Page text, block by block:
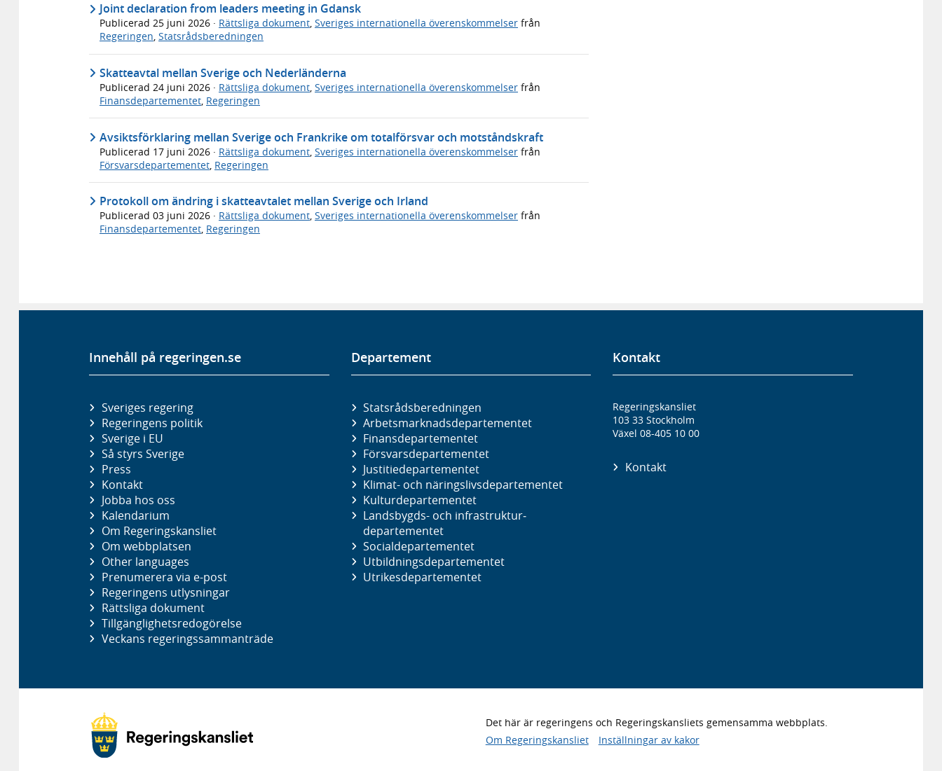
Joint declaration from leaders meeting in Gdansk
Publicerad 25 juni 2026 · Rättsliga dokument, Sveriges internationella överenskommelser från
Regeringen, Statsrådsberedningen
Skatteavtal mellan Sverige och Nederländerna
Publicerad 24 juni 2026 · Rättsliga dokument, Sveriges internationella överenskommelser från
Finansdepartementet, Regeringen
Avsiktsförklaring mellan Sverige och Frankrike om totalförsvar och motståndskraft
Publicerad 17 juni 2026 · Rättsliga dokument Sveriges internationella överenskommelser från
Försvarsdepartementet Regeringen
Protokoll om ändring i skatteavtalet mellan Sverige och Irland
Publicerad 03 juni 2026 · Rättsliga dokument, Sveriges internationella överenskommelser från
Finansdepartementet, Regeringen
Innehåll på regeringen.se
Sveriges regering
Regeringens politik
Sverige i EU
Så styrs Sverige
Press
Kontakt
Jobba hos oss
Kalendarium
Om Regeringskansliet
Om webbplatsen
Other languages
Prenumerera via e-post
Regeringens utlysningar
Rättsliga dokument
Tillgänglighetsredogörelse
Veckans regeringssammanträde
Departement
Statsrådsberedningen
Arbetsmarknads­departementet
Finans­departementet
Försvars­departementet
Justitie­departementet
Klimat- och näringslivs­departementet
Kultur­departementet
Landsbygds- och infrastruktur­
departementet
Social­departementet
Utbildnings­departementet
Utrikes­departementet
Kontakt
Regeringskansliet
103 33 Stockholm
Växel 08-405 10 00
Kontakt
Det här är regeringens och Regeringskansliets gemensamma webbplats.
Om Regeringskansliet
Inställningar av kakor